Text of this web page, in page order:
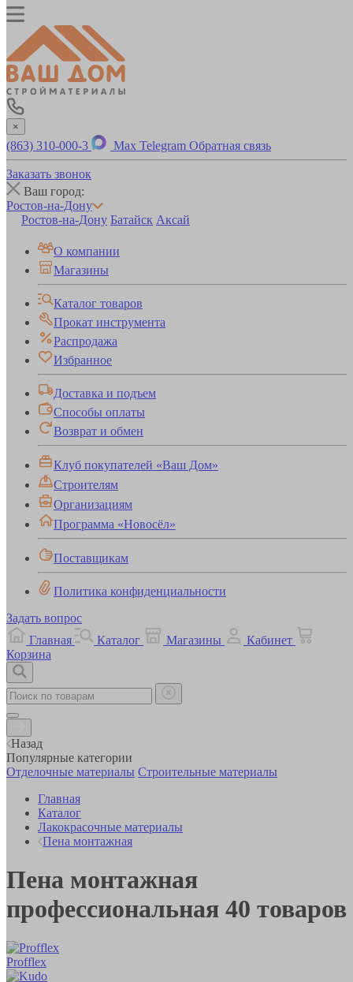
×
(863) 310-000-3 Max Telegram Обратная связь
Заказать звонок
Ваш город:
Ростов-на-Дону
Ростов-на-Дону Батайск Аксай
О компании
Магазины
Каталог товаров
Прокат инструмента
Распродажа
Избранное
Доставка и подъем
Способы оплаты
Возврат и обмен
Клуб покупателей «Ваш Дом»
Строителям
Организациям
Программа «Новосёл»
Поставщикам
Политика конфиденциальности
Задать вопрос
Главная
Каталог Магазины
Кабинет
Корзина
Назад
Популярные категории
Отделочные материалы Строительные материалы
Главная
Каталог
Лакокрасочные материалы
Пена монтажная
Пена монтажная
профессиональная 40 товаров
Profflex